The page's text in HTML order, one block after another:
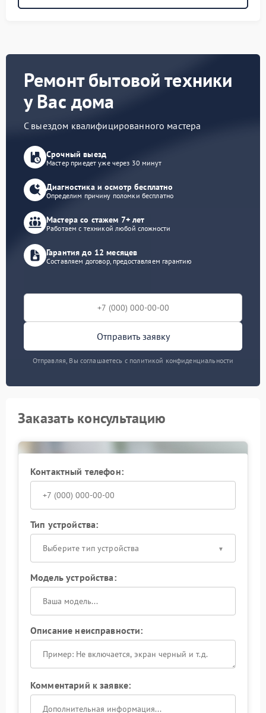
Ремонт бытовой техники
у Вас дома
С выездом квалифицированного мастера
Срочный выезд
Мастер приедет уже через 30 минут
Диагностика и осмотр бесплатно
Определим причину поломки бесплатно
Мастера со стажем 7+ лет
Работаем с техникой любой сложности
Гарантия до 12 месяцев
Составляем договор, предоставляем гарантию
Отправить заявку
Отправляя, Вы соглашаетесь с политикой конфиденциальности
Заказать консультацию
Контактный телефон:
Тип устройства:
Выберите тип устройства
Модель устройства:
Описание неисправности:
Комментарий к заявке: